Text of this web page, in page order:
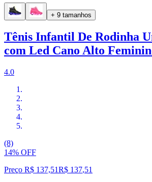
+ 9 tamanhos
Tênis Infantil De Rodinha
com Led Cano Alto
4.0
(8)
14% OFF
Preço R$ 137,51R$ 137,51